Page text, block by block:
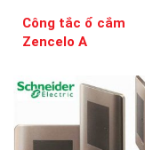
Công tắc ổ cắm
Zencelo A